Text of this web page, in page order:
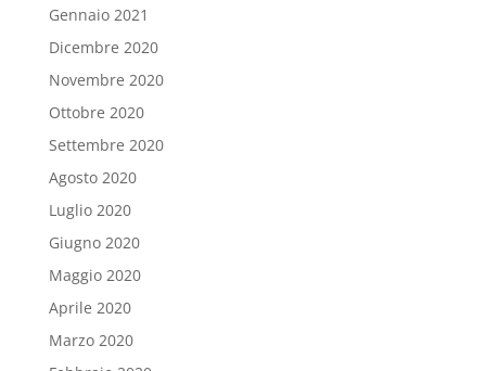
Gennaio 2021
Dicembre 2020
Novembre 2020
Ottobre 2020
Settembre 2020
Agosto 2020
Luglio 2020
Giugno 2020
Maggio 2020
Aprile 2020
Marzo 2020